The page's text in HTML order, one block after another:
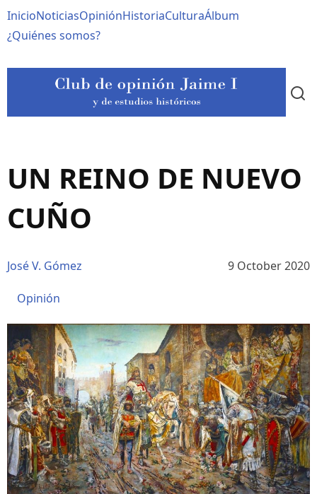
al
contenido
Navegación
principal
InicioNoticiasOpiniónHistoriaCulturaÁlbum
¿Quiénes somos?
UN REINO DE NUEVO
CUÑO
José V. Gómez 9 October 2020
Opinión